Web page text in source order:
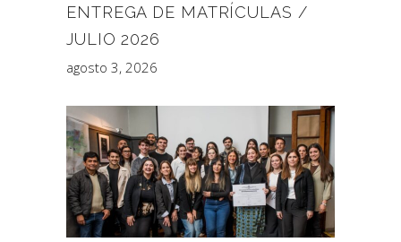
ENTREGA DE MATRÍCULAS /
JULIO 2026
agosto 3, 2026